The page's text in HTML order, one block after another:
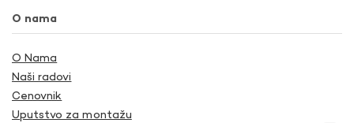
O nama
O Nama
Naši radovi
Cenovnik
Uputstvo za montažu